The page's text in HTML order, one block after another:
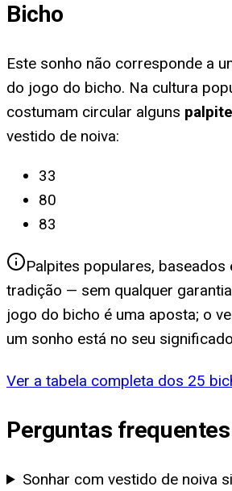
Bicho
Este sonho não corresponde a
do jogo do bicho. Na cultura
costumam circular alguns
vestido de noiva:
33
80
83
Palpites populares,
tradição — sem qualquer
jogo do bicho é uma aposta; o
um sonho está no seu
Ver a tabela completa dos 25
Perguntas frequentes
Sonhar com vestido de noiva